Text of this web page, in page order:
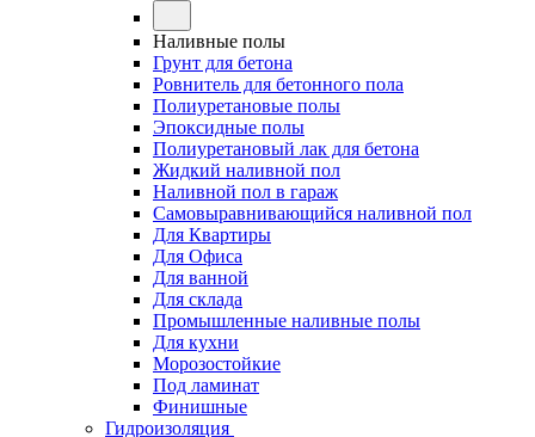
Наливные полы
Грунт для бетона
Ровнитель для бетонного пола
Полиуретановые полы
Эпоксидные полы
Полиуретановый лак для бетона
Жидкий наливной пол
Наливной пол в гараж
Самовыравнивающийся наливной пол
Для Квартиры
Для Офиса
Для ванной
Для склада
Промышленные наливные полы
Для кухни
Морозостойкие
Под ламинат
Финишные
Гидроизоляция